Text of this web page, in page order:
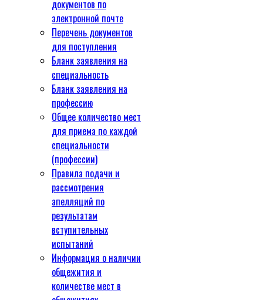
документов по
электронной почте
Перечень документов
для поступления
Бланк заявления на
специальность
Бланк заявления на
профессию
Общее количество мест
для приема по каждой
специальности
(профессии)
Правила подачи и
рассмотрения
апелляций по
результатам
вступительных
испытаний
Информация о наличии
общежития и
количестве мест в